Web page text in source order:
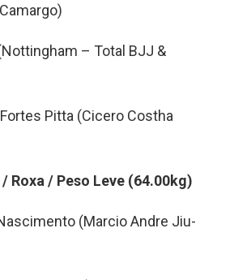
– Total BJJ &
Pitta (Cicero Costha
Roxa / Peso Leve (64.00kg)
(Marcio Andre Jiu-